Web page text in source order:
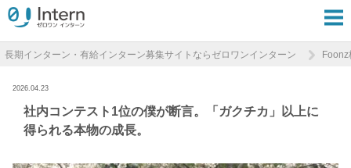
長期インターン・有給インターン募集サイトならゼロワンインターン
2026.04.23
社内コンテスト1位の僕が断言。「ガクチカ」以上に
得られる本物の成長。